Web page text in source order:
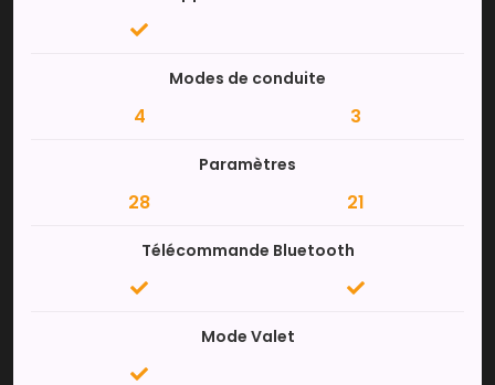
Modes de conduite
4 3
Paramètres
28 21
Télécommande Bluetooth
Mode Valet